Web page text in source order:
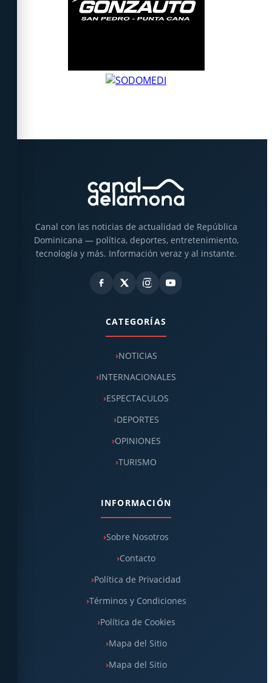
Canal con las noticias de actualidad de República
Dominicana — política, deportes, entretenimiento,
tecnología y más. Información veraz y al instante.
CATEGORÍAS
NOTICIAS
INTERNACIONALES
ESPECTACULOS
DEPORTES
OPINIONES
TURISMO
INFORMACIÓN
Sobre Nosotros
Contacto
Política de Privacidad
Términos y Condiciones
Política de Cookies
Mapa del Sitio
Mapa del Sitio